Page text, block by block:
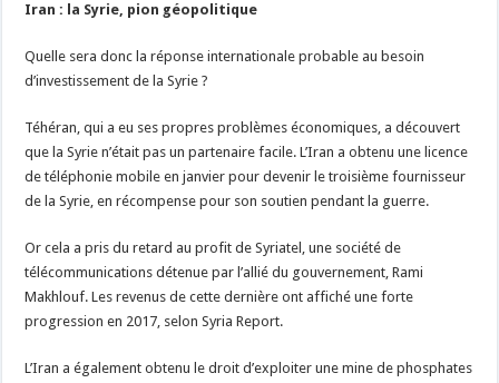
Iran : la Syrie, pion géopolitique
Quelle sera donc la réponse internationale probable au besoin
d’investissement de la Syrie ?
Téhéran, qui a eu ses propres problèmes économiques, a découvert
que la Syrie n’était pas un partenaire facile. L’Iran a obtenu une licence
de téléphonie mobile en janvier pour devenir le troisième fournisseur
de la Syrie, en récompense pour son soutien pendant la guerre.
Or cela a pris du retard au profit de Syriatel, une société de
télécommunications détenue par l’allié du gouvernement, Rami
Makhlouf. Les revenus de cette dernière ont affiché une forte
progression en 2017, selon Syria Report.
L’Iran a également obtenu le droit d’exploiter une mine de phosphates